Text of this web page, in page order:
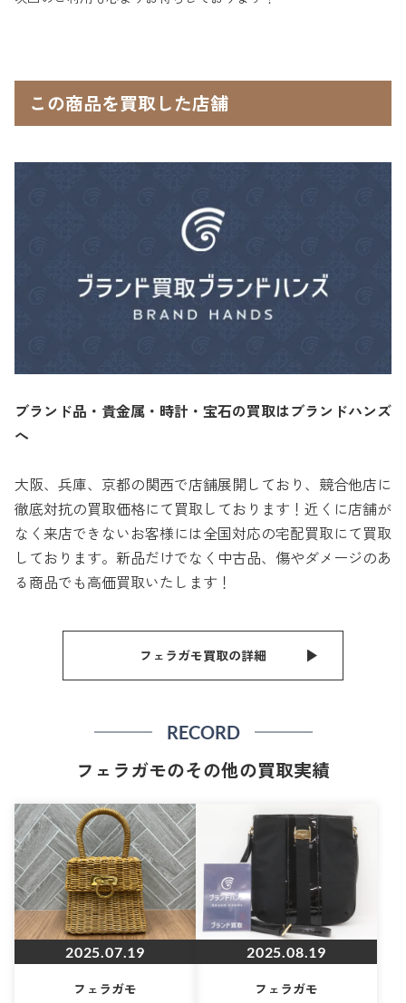
この商品を買取した店舗
ブランド品・貴金属・時計・宝石の買取はブランドハンズ
へ
大阪、兵庫、京都の関西で店舗展開しており、競合他店に
徹底対抗の買取価格にて買取しております！近くに店舗が
なく来店できないお客様には全国対応の宅配買取にて買取
しております。新品だけでなく中古品、傷やダメージのあ
る商品でも高価買取いたします！
フェラガモ買取の詳細
RECORD
フェラガモのその他の買取実績
2025.07.19
フェラガモ
2025.08.19
フェラガモ